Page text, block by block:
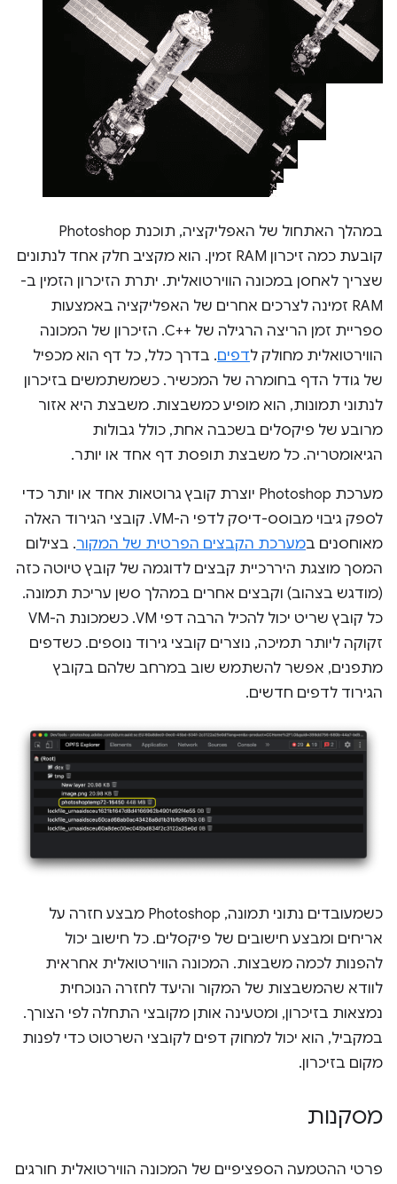
במהלך האתחול של האפליקציה, תוכנת Photoshop
קובעת כמה זיכרון RAM זמין. הוא מקציב חלק אחד לנתונים
שצריך לאחסן במכונה הווירטואלית. יתרת הזיכרון הזמין ב-
RAM זמינה לצרכים אחרים של האפליקציה באמצעות
ספריית זמן הריצה הרגילה של C++‎. הזיכרון של המכונה
הווירטואלית מחולק לדפים. בדרך כלל, כל דף הוא מכפיל
של גודל הדף בחומרה של המכשיר. כשמשתמשים בזיכרון
לנתוני תמונות, הוא מופיע כמשבצות. משבצת היא אזור
מרובע של פיקסלים בשכבה אחת, כולל גבולות
הגיאומטריה. כל משבצת תופסת דף אחד או יותר.
מערכת Photoshop יוצרת קובץ גרוטאות אחד או יותר כדי
לספק גיבוי מבוסס-דיסק לדפי ה-VM. קובצי הגירוד האלה
מאוחסנים במערכת הקבצים הפרטית של המקור. בצילום
המסך מוצגת היררכיית קבצים לדוגמה של קובץ טיוטה כזה
(מודגש בצהוב) וקבצים אחרים במהלך סשן עריכת תמונה.
כל קובץ שריט יכול להכיל הרבה דפי VM. כשמכונת ה-VM
זקוקה ליותר תמיכה, נוצרים קובצי גירוד נוספים. כשדפים
מתפנים, אפשר להשתמש שוב במרחב שלהם בקובץ
הגירוד לדפים חדשים.
כשמעובדים נתוני תמונה, Photoshop מבצע חזרה על
אריחים ומבצע חישובים של פיקסלים. כל חישוב יכול
להפנות לכמה משבצות. המכונה הווירטואלית אחראית
לוודא שהמשבצות של המקור והיעד לחזרה הנוכחית
נמצאות בזיכרון, ומטעינה אותן מקובצי התחלה לפי הצורך.
במקביל, הוא יכול למחוק דפים לקובצי השרטוט כדי לפנות
מקום בזיכרון.
מסקנות
פרטי ההטמעה הספציפיים של המכונה הווירטואלית חורגים